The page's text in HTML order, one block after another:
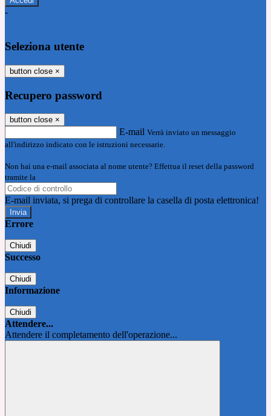
-
Seleziona utente
button close ×
Recupero password
button close ×
E-mail Verrà inviato un messaggio
all'indirizzo indicato con le istruzioni necessarie.
Non hai una e-mail associata al nome utente? Effettua il reset della password
tramite la
E-mail inviata, si prega di controllare la casella di posta elettronica!
Errore
Chiudi
Successo
Chiudi
Informazione
Chiudi
Attendere...
Attendere il completamento dell'operazione...